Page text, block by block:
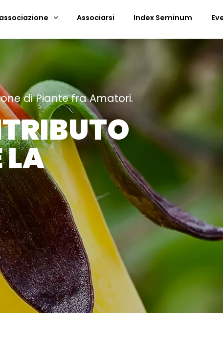
Associarsi Index Seminum
di Piante fra Amatori.
LA